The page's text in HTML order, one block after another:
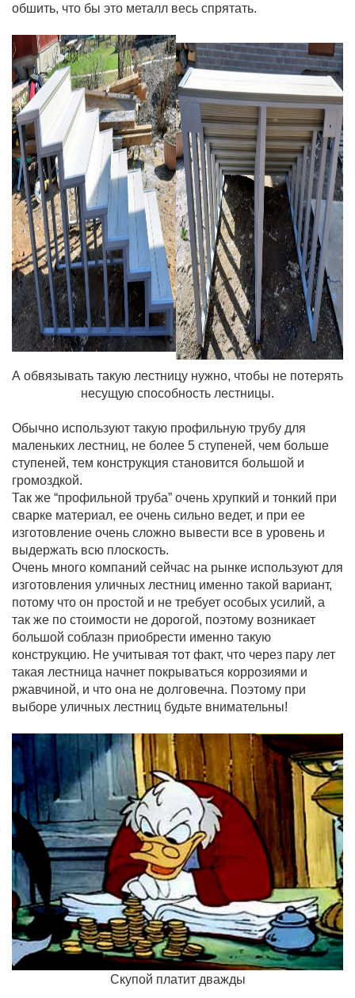
обшить, что бы это металл весь спрятать.
А обвязывать такую лестницу нужно, чтобы не потерять
несущую способность лестницы.
Обычно используют такую профильную трубу для
маленьких лестниц, не более 5 ступеней, чем больше
ступеней, тем конструкция становится большой и
громоздкой.
Так же “профильной труба” очень хрупкий и тонкий при
сварке материал, ее очень сильно ведет, и при ее
изготовление очень сложно вывести все в уровень и
выдержать всю плоскость.
Очень много компаний сейчас на рынке используют для
изготовления уличных лестниц именно такой вариант,
потому что он простой и не требует особых усилий, а
так же по стоимости не дорогой, поэтому возникает
большой соблазн приобрести именно такую
конструкцию. Не учитывая тот факт, что через пару лет
такая лестница начнет покрываться коррозиями и
ржавчиной, и что она не долговечна. Поэтому при
выборе уличных лестниц будьте внимательны!
Скупой платит дважды